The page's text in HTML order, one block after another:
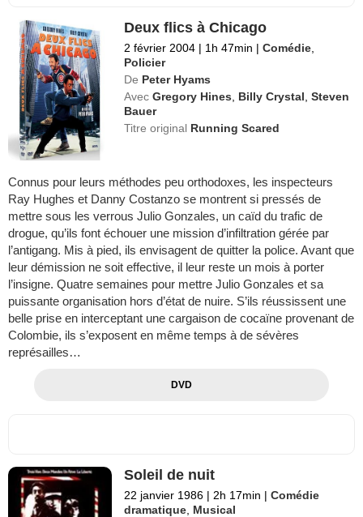
Deux flics à Chicago
2 février 2004 | 1h 47min | Comédie,
Policier
De Peter Hyams
Avec Gregory Hines, Billy Crystal,Steven
Bauer
Titre original Running Scared
Connus pour leurs méthodes peu orthodoxes, les inspecteurs
Ray Hughes et Danny Costanzo se montrent si pressés de
mettre sous les verrous Julio Gonzales, un caïd du trafic de
drogue, qu’ils font échouer une mission d’infiltration gérée par
l’antigang. Mis à pied, ils envisagent de quitter la police. Avant que
leur démission ne soit effective, il leur reste un mois à porter
l’insigne. Quatre semaines pour mettre Julio Gonzales et sa
puissante organisation hors d’état de nuire. S’ils réussissent une
belle prise en interceptant une cargaison de cocaïne provenant de
Colombie, ils s’exposent en même temps à de sévères
représailles…
DVD
Soleil de nuit
22 janvier 1986 | 2h 17min | Comédie
dramatique, Musical